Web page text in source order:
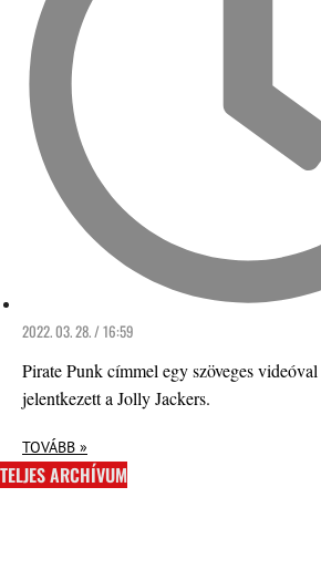
2022. 03. 28. / 16:59
Pirate Punk címmel egy szöveges
jelentkezett a Jolly Jackers.
TOVÁBB »
TELJES ARCHÍVUM